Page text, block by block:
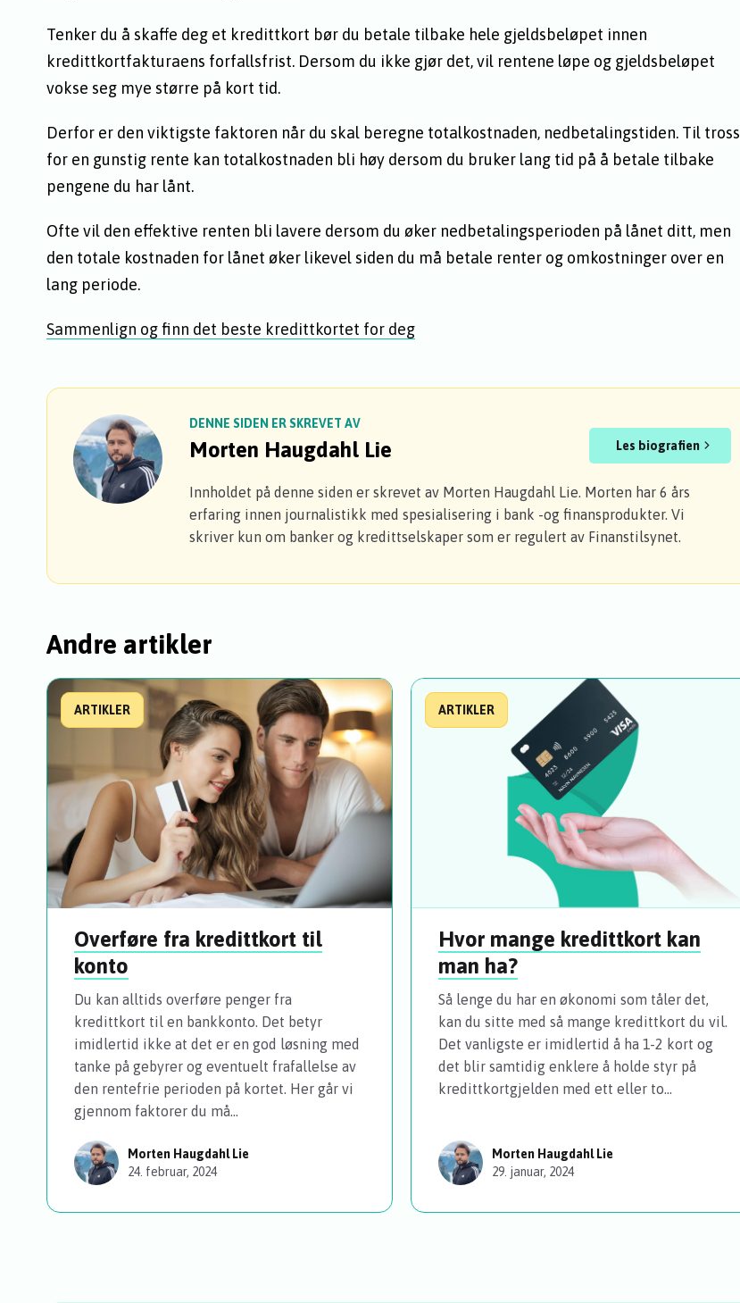
Tenker du å skaffe deg et kredittkort bør du betale tilbake hele gjeldsbeløpet innen
kredittkortfakturaens forfallsfrist. Dersom du ikke gjør det, vil rentene løpe og gjeldsbeløpet
vokse seg mye større på kort tid.
Derfor er den viktigste faktoren når du skal beregne totalkostnaden, nedbetalingstiden. Til tross
for en gunstig rente kan totalkostnaden bli høy dersom du bruker lang tid på å betale tilbake
pengene du har lånt.
Ofte vil den effektive renten bli lavere dersom du øker nedbetalingsperioden på lånet ditt, men
den totale kostnaden for lånet øker likevel siden du må betale renter og omkostninger over en
lang periode.
Sammenlign og finn det beste kredittkortet for deg
DENNE SIDEN ER SKREVET AV
Morten Haugdahl Lie Les biografien
Innholdet på denne siden er skrevet av Morten Haugdahl Lie. Morten har 6 års
erfaring innen journalistikk med spesialisering i bank -og finansprodukter. Vi
skriver kun om banker og kredittselskaper som er regulert av Finanstilsynet.
Andre artikler
ARTIKLER
Overføre fra kredittkort til
konto
Du kan alltids overføre penger fra
kredittkort til en bankkonto. Det betyr
imidlertid ikke at det er en god løsning med
tanke på gebyrer og eventuelt frafallelse av
den rentefrie perioden på kortet. Her går vi
gjennom faktorer du må...
Morten Haugdahl Lie
24. februar, 2024
ARTIKLER
Hvor mange kredittkort kan
man ha?
Så lenge du har en økonomi som tåler det,
kan du sitte med så mange kredittkort du vil.
Det vanligste er imidlertid å ha 1-2 kort og
det blir samtidig enklere å holde styr på
kredittkortgjelden med ett eller to...
Morten Haugdahl Lie
29. januar, 2024